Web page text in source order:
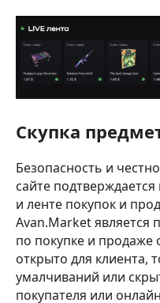
Скупка
Безопасность и
сайте
и ленте покупок и
Avan.Market является
по покупке и продаже
открыто для клиента,
умалчиваний или
покупателя или